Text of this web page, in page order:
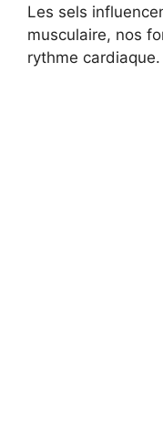
Les sels
musculaire, nos
rythme cardiaque.